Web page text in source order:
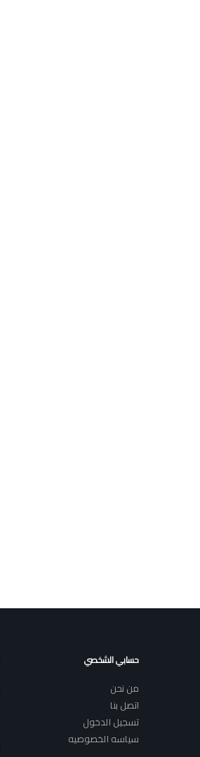
حسابي الشخصي
من نحن
اتصل بنا
تسجيل الدخول
سياسه الخصوصيه